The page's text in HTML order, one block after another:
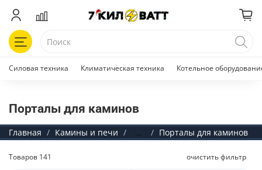
Силовая техника Климатическая техника Котельное
Порталы для каминов
Главная Камины и печи ... Порталы для каминов
Товаров 141 очистить фильтр